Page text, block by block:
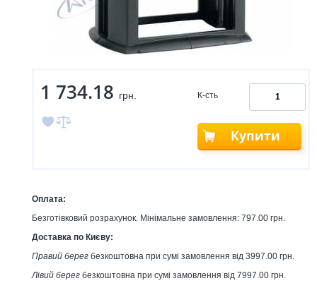
1 734.18 грн. К-сть
Купити
Оплата:
Безготівковий розрахунок. Мінімальне замовлення: 797.00 грн.
Доставка по Києву:
Правий берег безкоштовна при сумі замовлення від 3997.00 грн.
Лівий берег безкоштовна при сумі замовлення від 7997.00 грн.